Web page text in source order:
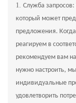
1. Служба
который может
предложения.
реагируем в
рекомендуем вам
нужно настроить,
индивидуальные
удовлетворить